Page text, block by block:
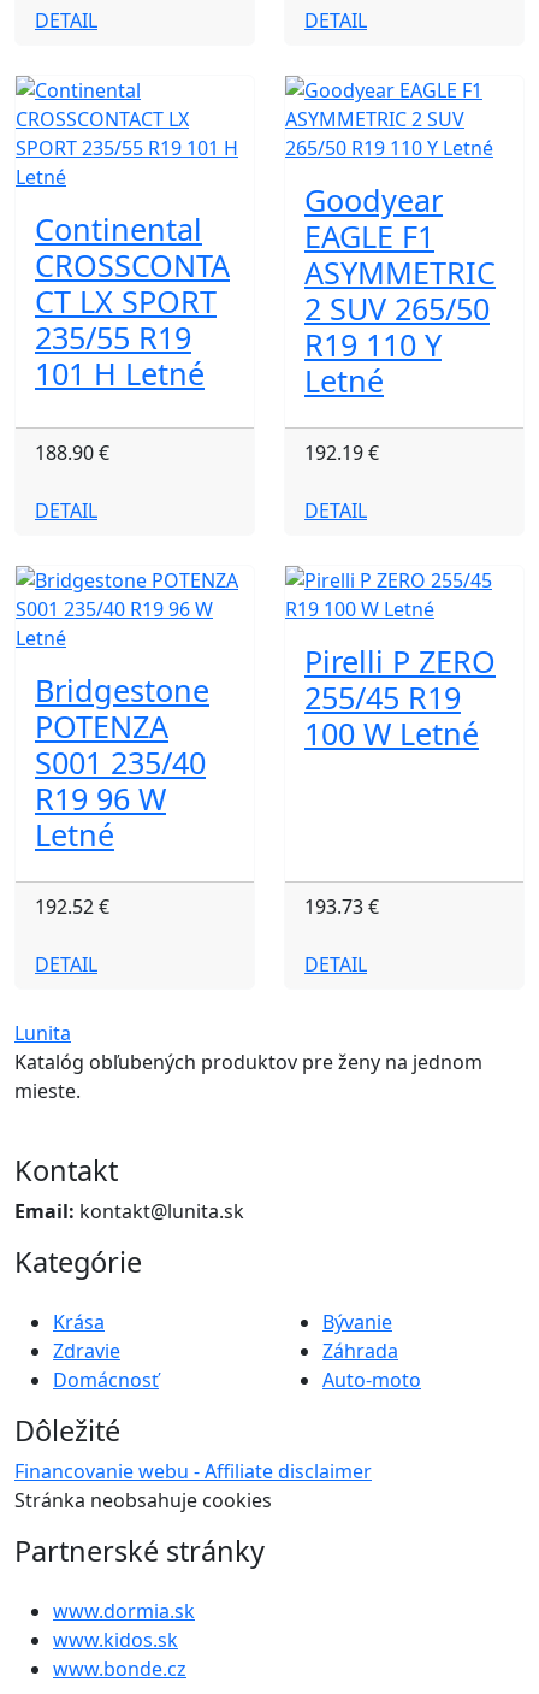
DETAIL DETAIL
Continental
CROSSCONTA
CT LX SPORT
235/55 R19
101 H Letné
188.90 €
DETAIL
Goodyear
EAGLE F1
ASYMMETRIC
2 SUV 265/50
R19 110 Y
Letné
192.19 €
DETAIL
Bridgestone
POTENZA
S001 235/40
R19 96 W
Letné
192.52 €
DETAIL
Pirelli P ZERO
255/45 R19
100 W Letné
193.73 €
DETAIL
Lunita
Katalóg obľubených produktov pre ženy na jednom
mieste.
Kontakt
Email: kontakt@lunita.sk
Kategórie
Krása
Zdravie
Domácnosť
Bývanie
Záhrada
Auto-moto
Dôležité
Financovanie webu - Affiliate disclaimer
Stránka neobsahuje cookies
Partnerské stránky
www.dormia.sk
www.kidos.sk
www.bonde.cz